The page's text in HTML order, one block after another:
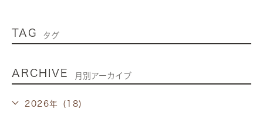
TAG タグ
ARCHIVE 月別アーカイブ
2026年 (18)